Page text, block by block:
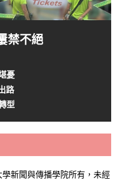
禁不絕
憂
路
型
新聞與傳播學院所有，未經